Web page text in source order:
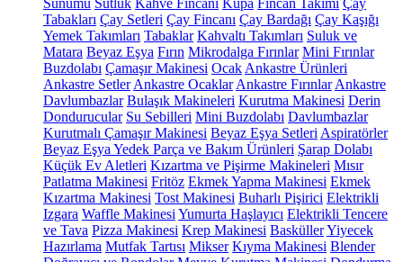
Sunumu Sütlük Kahve Fincanı Kupa Fincan Takımı Çay
Tabakları Çay Setleri Çay Fincanı Çay Bardağı Çay Kaşığı
Yemek Takımları Tabaklar Kahvaltı Takımları Suluk ve
Matara Beyaz Eşya Fırın Mikrodalga Fırınlar Mini Fırınlar
Buzdolabı Çamaşır Makinesi Ocak Ankastre Ürünleri
Ankastre Setler Ankastre Ocaklar Ankastre Fırınlar Ankastre
Davlumbazlar Bulaşık Makineleri Kurutma Makinesi Derin
Dondurucular Su Sebilleri Mini Buzdolabı Davlumbazlar
Kurutmalı Çamaşır Makinesi Beyaz Eşya Setleri Aspiratörler
Beyaz Eşya Yedek Parça ve Bakım Ürünleri Şarap Dolabı
Küçük Ev Aletleri Kızartma ve Pişirme Makineleri Mısır
Patlatma Makinesi Fritöz Ekmek Yapma Makinesi Ekmek
Kızartma Makinesi Tost Makinesi Buharlı Pişirici Elektrikli
Izgara Waffle Makinesi Yumurta Haşlayıcı Elektrikli Tencere
ve Tava Pizza Makinesi Krep Makinesi BasküllerYiyecek
Hazırlama Mutfak Tartısı Mikser Kıyma Makinesi Blender